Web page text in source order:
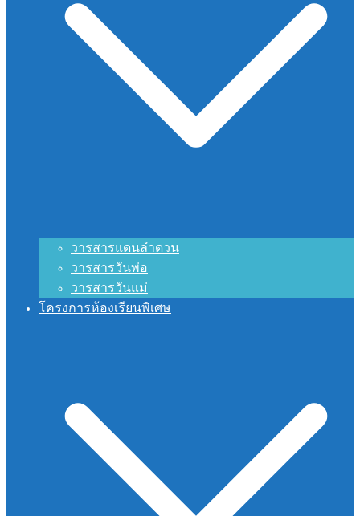
วารสารแดนลำดวน
วารสารวันพ่อ
วารสารวันแม่
โครงการห้องเรียนพิเศษ